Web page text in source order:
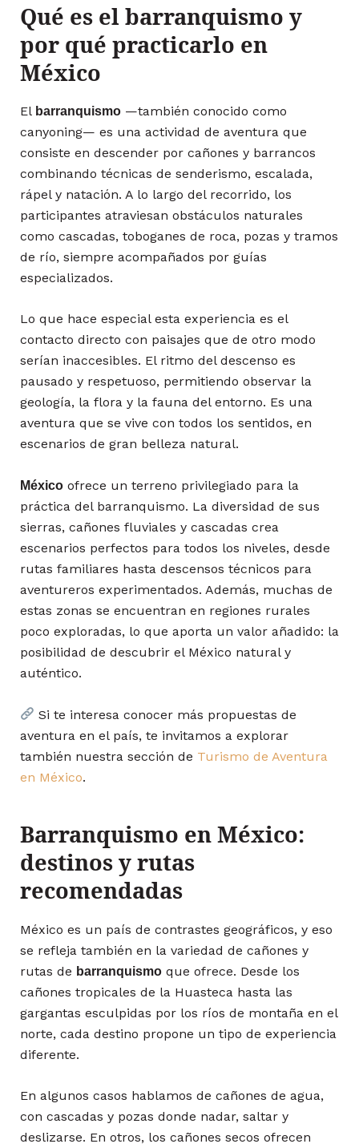
Qué es el barranquismo y
por qué practicarlo en
México
El barranquismo—también conocido como
canyoning— es una actividad de aventura que
consiste en descender por cañones y barrancos
combinando técnicas de senderismo, escalada,
rápel y natación. A lo largo del recorrido, los
participantes atraviesan obstáculos naturales
como cascadas, toboganes de roca, pozas y tramos
de río, siempre acompañados por guías
especializados.
Lo que hace especial esta experiencia es el
contacto directo con paisajes que de otro modo
serían inaccesibles. El ritmo del descenso es
pausado y respetuoso, permitiendo observar la
geología, la flora y la fauna del entorno. Es una
aventura que se vive con todos los sentidos, en
escenarios de gran belleza natural.
Méxicoofrece un terreno privilegiado para la
práctica del barranquismo. La diversidad de sus
sierras, cañones fluviales y cascadas crea
escenarios perfectos para todos los niveles, desde
rutas familiares hasta descensos técnicos para
aventureros experimentados. Además, muchas de
estas zonas se encuentran en regiones rurales
poco exploradas, lo que aporta un valor añadido: la
posibilidad de descubrir el México natural y
auténtico.
Si te interesa conocer más propuestas de
aventura en el país, te invitamos a explorar
también nuestra sección de Turismo de Aventura
en México.
Barranquismo en México:
destinos y rutas
recomendadas
México es un país de contrastes geográficos, y eso
se refleja también en la variedad de cañones y
rutas de barranquismoque ofrece. Desde los
cañones tropicales de la Huasteca hasta las
gargantas esculpidas por los ríos de montaña en el
norte, cada destino propone un tipo de experiencia
diferente.
En algunos casos hablamos de cañones de agua,
con cascadas y pozas donde nadar, saltar y
deslizarse. En otros, los cañones secos ofrecen